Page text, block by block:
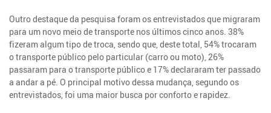
Outro destaque da pesquisa foram os entrevistados que migraram
para um novo meio de transporte nos últimos cinco anos. 38%
fizeram algum tipo de troca, sendo que, deste total, 54% trocaram
o transporte público pelo particular (carro ou moto), 26%
passaram para o transporte público e 17% declararam ter passado
a andar a pé. O principal motivo dessa mudança, segundo os
entrevistados, foi uma maior busca por conforto e rapidez.